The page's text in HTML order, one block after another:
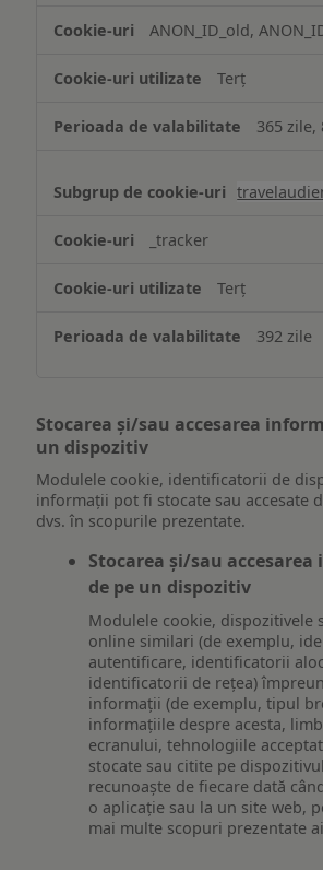
ANON_ID_old,
Terț
365 zile,
_tracker
Terț
392 zile
Stocarea și/sau accesarea
un dispozitiv
Modulele cookie, identificatorii de
informații pot fi stocate sau accesate
dvs. în scopurile prezentate.
Stocarea și/sau
de pe un dispozitiv
Modulele cookie, dispozitivele
online similari (de exemplu,
autentificare, identificatorii
identificatorii de rețea)
informații (de exemplu, tipul
informațiile despre acesta,
ecranului, tehnologiile
stocate sau citite pe
recunoaște de fiecare dată
o aplicație sau la un site web,
mai multe scopuri prezentate